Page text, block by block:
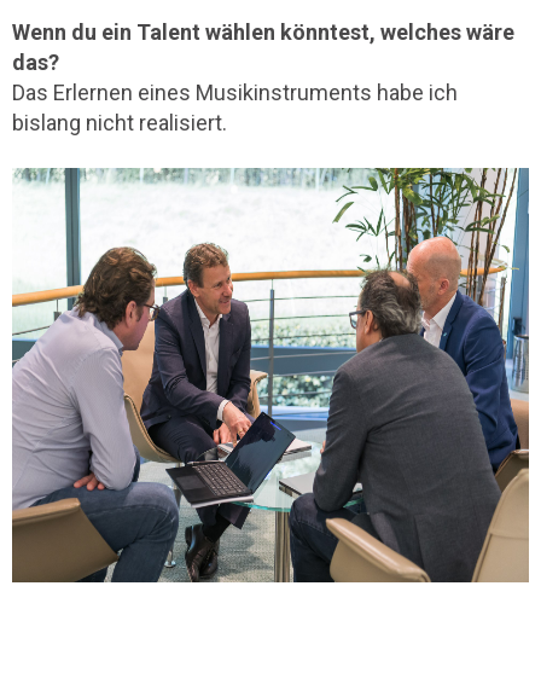
Wenn du ein Talent wählen könntest, welches wäre
das?
Das Erlernen eines Musikinstruments habe ich
bislang nicht realisiert.